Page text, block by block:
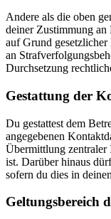
Andere als die oben
deiner Zustimmung
auf Grund
an
Durchsetzung
Gestattung der
Du gestattest dem
angegebenen
Übermittlung zentraler
ist. Darüber hinaus
sofern du dies in
Geltungsbereich